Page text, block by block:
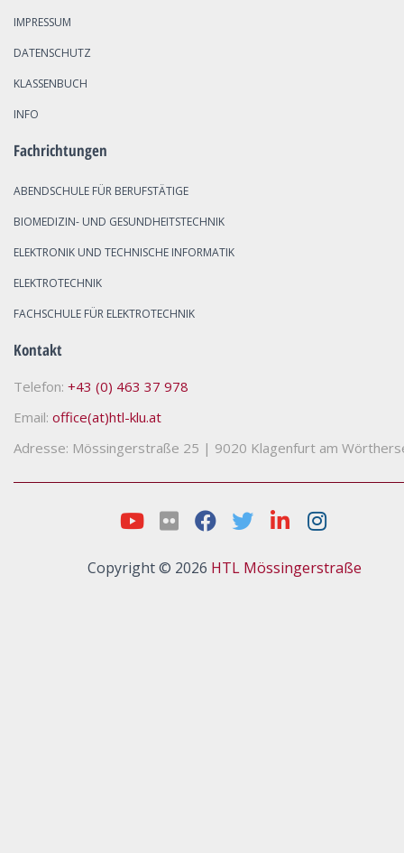
IMPRESSUM
DATENSCHUTZ
KLASSENBUCH
INFO
Fachrichtungen
ABENDSCHULE FÜR BERUFSTÄTIGE
BIOMEDIZIN- UND GESUNDHEITSTECHNIK
ELEKTRONIK UND TECHNISCHE INFORMATIK
ELEKTROTECHNIK
FACHSCHULE FÜR ELEKTROTECHNIK
Kontakt
Telefon: +43 (0) 463 37 978
Email: office(at)htl-klu.at
Adresse: Mössingerstraße 25 | 9020 Klagenfurt am
Copyright © 2026 HTL Mössingerstraße